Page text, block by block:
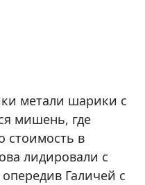
метали шарики с
мишень, где
стоимость в
лидировали с
Галичей с